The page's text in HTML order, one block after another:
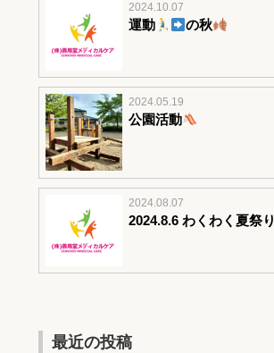
2024.10.07
運動 の秋
2024.05.19
公園活動
2024.08.07
2024.8.6 わくわく夏祭り
最近の投稿